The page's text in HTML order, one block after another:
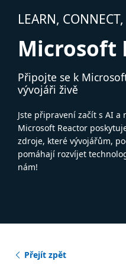
LEARN,
Microsoft
Připojte se k
vývojáři živě
Jste připravení začít s AI
Microsoft Reactor
zdroje, které vývojářům,
pomáhají rozvíjet
nám!
Přejít zpět